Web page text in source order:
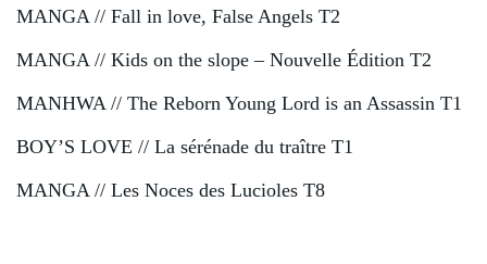
MANGA // Fall in love, False Angels T2
MANGA // Kids on the slope – Nouvelle Édition T2
MANHWA // The Reborn Young Lord is an Assassin T1
BOY’S LOVE // La sérénade du traître T1
MANGA // Les Noces des Lucioles T8